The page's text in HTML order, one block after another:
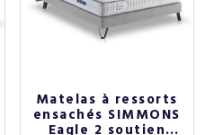
Matelas à ressorts
ensachés SIMMONS
Eagle 2 soutien